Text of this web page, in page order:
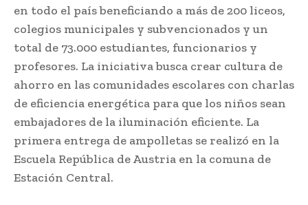
en todo el país beneficiando a más de 200 liceos,
colegios municipales y subvencionados y un
total de 73.000 estudiantes, funcionarios y
profesores. La iniciativa busca crear cultura de
ahorro en las comunidades escolares con charlas
de eficiencia energética para que los niños sean
embajadores de la iluminación eficiente. La
primera entrega de ampolletas se realizó en la
Escuela República de Austria en la comuna de
Estación Central.